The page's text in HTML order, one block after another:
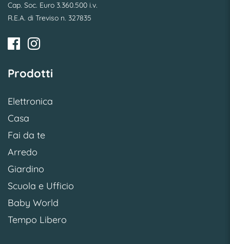
Cap. Soc. Euro 3.360.500 i.v.
R.E.A. di Treviso n. 327835
Prodotti
Elettronica
Casa
Fai da te
Arredo
Giardino
Scuola e Ufficio
Baby World
Tempo Libero